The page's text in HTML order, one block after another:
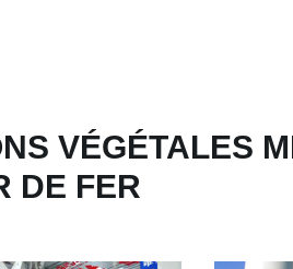
VÉGÉTALES
DE FER